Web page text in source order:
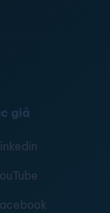
giả